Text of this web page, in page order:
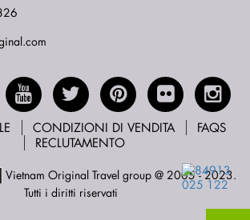
CONDIZIONI DI VENDITA
FAQS
RECLUTAMENTO
Vietnam Original Travel group @ 2005 - 2023.
Tutti i diritti riservati